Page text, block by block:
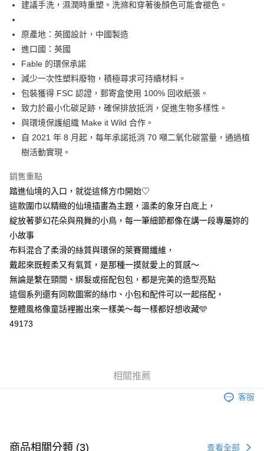
宅配
每筆NT$60，滿NT$1,000(含以上)免運費
海外配送
建議手洗，濕潤時重塑。洗滌和穿著後顏色可能會褪色。
原產地：英國設計，中國製造
進口國：英國
Fable 的環保承諾
減少一次性塑料廢物，積極尋求可持續材料。
包裝獲得 FSC 認證，郵寄盒使用 100% 回收紙張。
致力於最小化碳足跡，確保排放抵消，促進生物多樣性。
與環境保護組織 Make it Wild 合作。
自 2021 年 8 月起，每年承諾抵消 70 噸二氧化碳當量，通過植
樹活動實現。
銷售重點
踏進仙境的入口，就從這條方巾開始♡
這款圍巾以精緻的仙境插畫為主題，溫柔的象牙白底上，
綻放著夢幻花朵與飛舞的小鳥，每一筆細節都像在講一段專屬妳的
小故事
布料混合了柔滑的絲質與環保的萊賽爾纖維，
戴起來既輕柔又有氣質，是那種一摸就愛上的質感～
無論是繫在頸間、綁髮或搭配包包，都是完美的造型亮點
這個系列還有同款圖案的絲巾、小包和配件可以一起搭配，
整體風格像童話裡搬出來一樣美～每一樣都好想收藏🩵
49173
相關推薦
客服
商品相關分類 (3) 查看全部